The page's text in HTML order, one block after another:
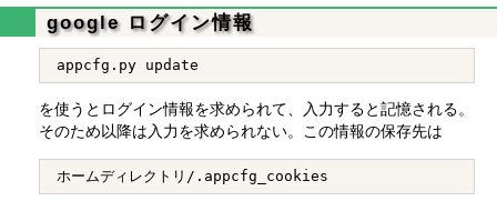
google ログイン情報
を使うとログイン情報を求められて、入力すると記憶される。
そのため以降は入力を求められない。この情報の保存先は